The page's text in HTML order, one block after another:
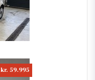
kr. 59.995